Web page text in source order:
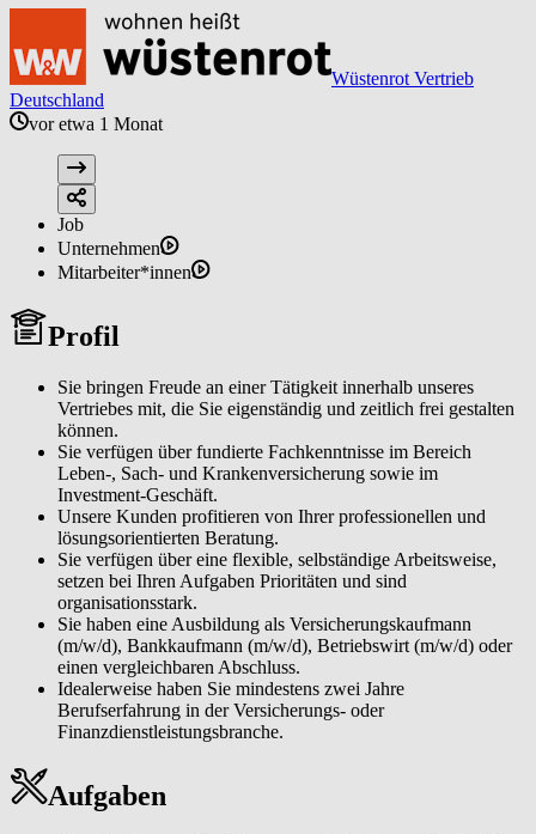
Wüstenrot Vertrieb
Deutschland
vor etwa 1 Monat
Job
Unternehmen
Mitarbeiter*innen
Profil
Sie bringen Freude an einer Tätigkeit innerhalb unseres
Vertriebes mit, die Sie eigenständig und zeitlich frei gestalten
können.
Sie verfügen über fundierte Fachkenntnisse im Bereich
Leben-, Sach- und Krankenversicherung sowie im
Investment-Geschäft.
Unsere Kunden profitieren von Ihrer professionellen und
lösungsorientierten Beratung.
Sie verfügen über eine flexible, selbständige Arbeitsweise,
setzen bei Ihren Aufgaben Prioritäten und sind
organisationsstark.
Sie haben eine Ausbildung als Versicherungskaufmann
(m/w/d), Bankkaufmann (m/w/d), Betriebswirt (m/w/d) oder
einen vergleichbaren Abschluss.
Idealerweise haben Sie mindestens zwei Jahre
Berufserfahrung in der Versicherungs- oder
Finanzdienstleistungsbranche.
Aufgaben